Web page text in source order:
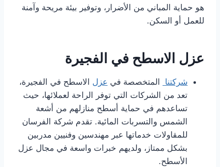
هو حماية المباني من الأضرار، وتوفير بيئة مريحة وآمنة
للعمل أو السكن.
عزل الاسطح في الفجيرة
شركتنا المتخصصة في عزل الاسطح في الفجيرة،
تعد من الشركات التي توفر الراحة لعملائها، حيث
تساعدهم في حماية أسطح منازلهم من أشعة
الشمس والتسربات المائية. تقدم شركة الفرسان
للمقاولات خدماتها عبر مهندسين وفنيين مدربين
بشكل ممتاز، ولديهم خبرات واسعة في مجال عزل
الأسطح.